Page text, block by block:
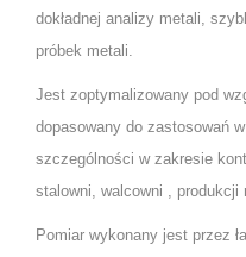
dokładnej analizy metali,
próbek metali.
Jest zoptymalizowany pod
dopasowany do zastosowań
szczególności w zakresie
stalowni, walcowni , produkcji
Pomiar wykonany jest przez